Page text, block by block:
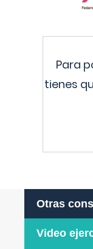
Para
tienes
Otras
Video